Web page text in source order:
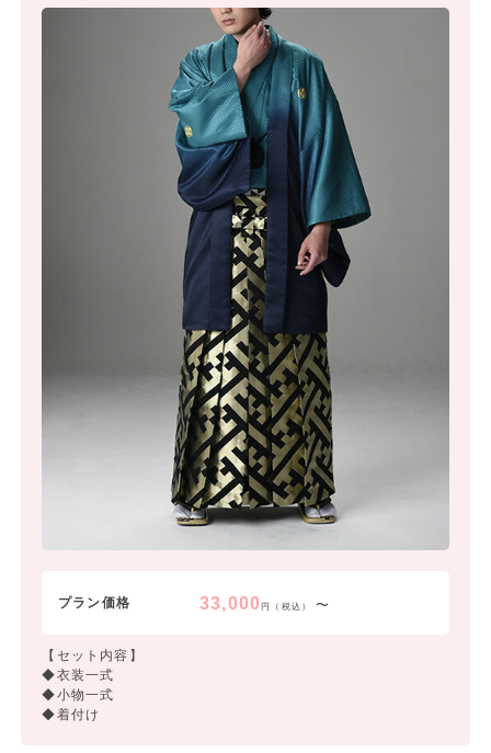
プラン価格 33,000円（税込） 〜
【セット内容】
◆衣装一式
◆小物一式
◆着付け